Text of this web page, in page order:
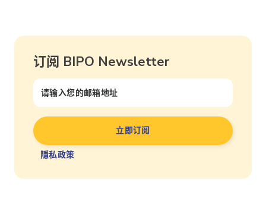
订阅 BIPO Newsletter
隱私政策